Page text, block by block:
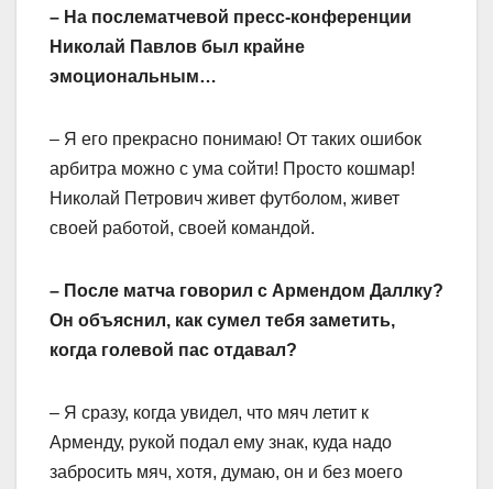
– На послематчевой пресс-конференции
Николай Павлов был крайне
эмоциональным…
– Я его прекрасно понимаю! От таких ошибок
арбитра можно с ума сойти! Просто кошмар!
Николай Петрович живет футболом, живет
своей работой, своей командой.
– После матча говорил с Армендом Даллку?
Он объяснил, как сумел тебя заметить,
когда голевой пас отдавал?
– Я сразу, когда увидел, что мяч летит к
Арменду, рукой подал ему знак, куда надо
забросить мяч, хотя, думаю, он и без моего